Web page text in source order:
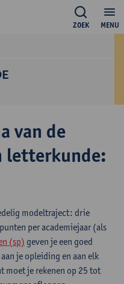
MENU
ZOEK
van de
letterkunde:
modeltraject: drie
per academiejaar (als
(sp) geven je een goed
je opleiding en aan elk
moet je rekenen op 25 tot